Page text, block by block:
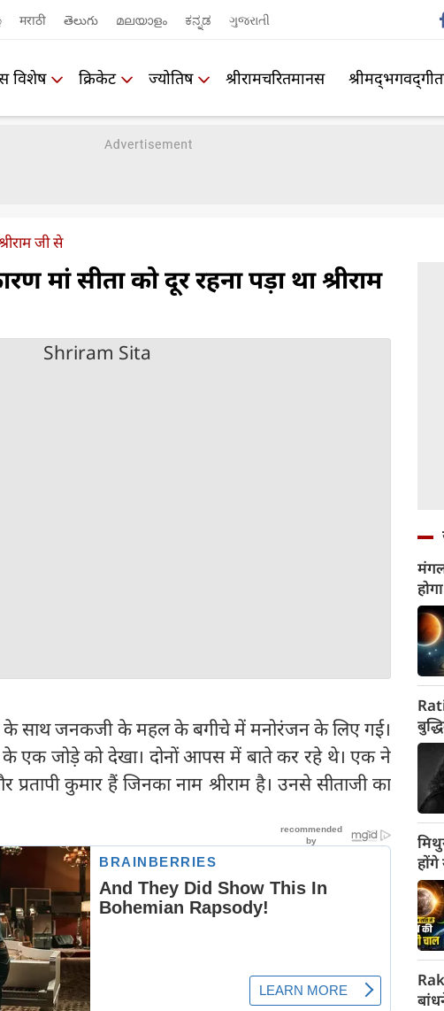
मराठी తెలుగు മലയാളം ಕನ್ನಡ ગુજરાતી
विशेष क्रिकेट ज्योतिष श्रीरामचरितमानस
जी से
मां सीता को दूर रहना पड़ा था श्रीराम
के साथ जनकजी के महल के बगीचे में मनोरंजन के लिए गई।
के एक जोड़े को देखा। दोनों आपस में बाते कर रहे थे। एक ने
कुमार हैं जिनका नाम श्रीराम है। उनसे सीताजी का
मंगल